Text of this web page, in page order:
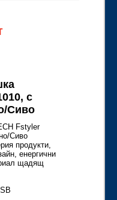
с
Сиво
Fstyler
Сиво
продукти,
енергични
щадящ